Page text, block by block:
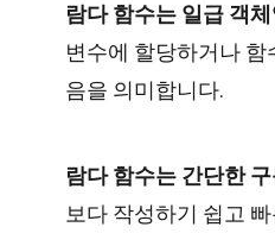
람다 함수는 일급 객
변수에 할당하거나 함
음을 의미합니다.
람다 함수는 간단한
보다 작성하기 쉽고